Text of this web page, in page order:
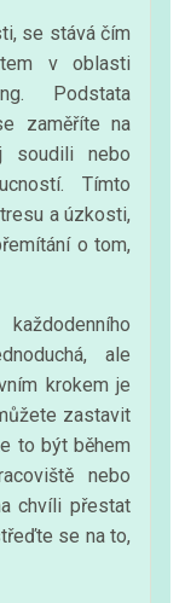
se stává čím
v oblasti
Podstata
zaměříte na
soudili nebo
Tímto
a úzkosti,
o tom,
ale
krokem je
zastavit
to být během
nebo
chvíli přestat
se na to,